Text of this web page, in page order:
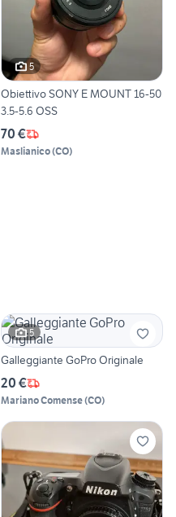
5
Obiettivo SONY E MOUNT 16-50
3.5-5.6 OSS
70 €
Maslianico(CO)
5
Galleggiante GoPro Originale
20 €
Mariano Comense(CO)